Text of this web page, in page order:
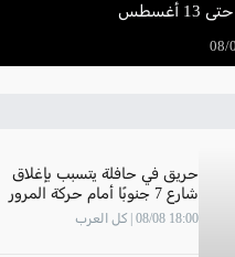
حريق في حافلة يتسبب بإغلاق
شارع 7 جنوبًا أمام حركة المرور
18:00 08/08 | كل العرب